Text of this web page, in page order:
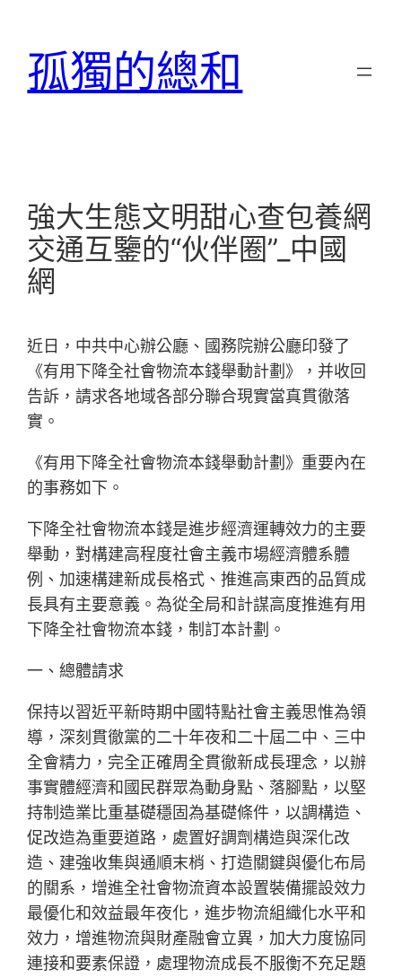
孤獨的總和
強大生態文明甜心查包養網
交通互鑒的“伙伴圈”_中國
網
近日，中共中心辦公廳、國務院辦公廳印發了
《有用下降全社會物流本錢舉動計劃》，并收回
告訴，請求各地域各部分聯合現實當真貫徹落
實。
《有用下降全社會物流本錢舉動計劃》重要內在
的事務如下。
下降全社會物流本錢是進步經濟運轉效力的主要
舉動，對構建高程度社會主義市場經濟體系體
例、加速構建新成長格式、推進高東西的品質成
長具有主要意義。為從全局和計謀高度推進有用
下降全社會物流本錢，制訂本計劃。
一、總體請求
保持以習近平新時期中國特點社會主義思惟為領
導，深刻貫徹黨的二十年夜和二十屆二中、三中
全會精力，完全正確周全貫徹新成長理念，以辦
事實體經濟和國民群眾為動身點、落腳點，以堅
持制造業比重基礎穩固為基礎條件，以調構造、
促改造為重要道路，處置好調劑構造與深化改
造、建強收集與通順末梢、打造關鍵與優化布局
的關系，增進全社會物流資本設置裝備擺設效力
最優化和效益最年夜化，進步物流組織化水平和
效力，增進物流與財產融會立異，加大力度協同
連接和要素保證，處理物流成長不服衡不充足題